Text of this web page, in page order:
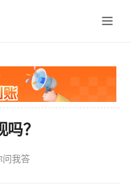
？
问我答